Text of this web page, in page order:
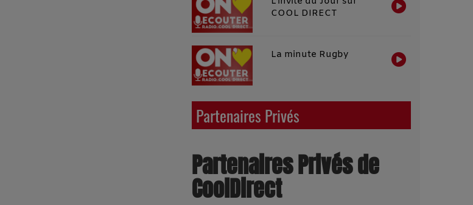
COOL DIRECT
La minute Rugby
Partenaires Privés
Partenaires Privés de
CoolDirect